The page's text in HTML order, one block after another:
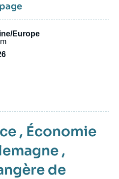
Europe
, Économie
,
de